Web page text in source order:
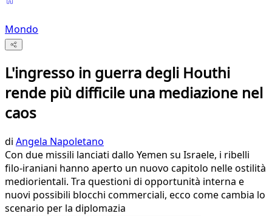
Mondo
L'ingresso in guerra degli Houthi
rende più difficile una mediazione nel
caos
di Angela Napoletano
Con due missili lanciati dallo Yemen su Israele, i ribelli
filo-iraniani hanno aperto un nuovo capitolo nelle ostilità
mediorientali. Tra questioni di opportunità interna e
nuovi possibili blocchi commerciali, ecco come cambia lo
scenario per la diplomazia